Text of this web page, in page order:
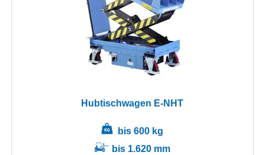
Hubtischwagen E-NHT
bis 600 kg
bis 1.620 mm